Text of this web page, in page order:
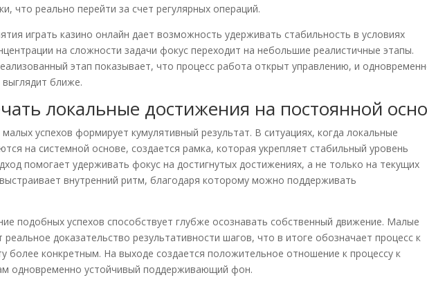
что реально перейти за счет регулярных операций.
играть казино онлайн дает возможность удерживать стабильность в условиях
на сложности задачи фокус переходит на небольшие реалистичные этапы.
этап показывает, что процесс работа открыт управлению, и
ближе.
локальные достижения на постоянной
успехов формирует кумулятивный результат. В ситуациях, когда локальные
на системной основе, создается рамка, которая укрепляет стабильный уровень
помогает удерживать фокус на достигнутых достижениях, а не только на текущих
внутренний ритм, благодаря которому можно поддерживать
подобных успехов способствует глубже осознавать собственный движение. Малые
реальное доказательство результативности шагов, что в итоге обозначает процесс к
более конкретным. На выходе создается положительное отношение к процессу к
одновременно устойчивый поддерживающий фон.